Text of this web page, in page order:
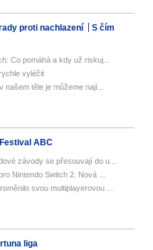
proti nachlazení
S čím
Co pomáhá a kdy už riskuj...
vyléčit
těle je můžeme nají...
Festival ABC
závody se přesouvají do u...
Nintendo Switch 2. Nová ...
svou multiplayerovou ...
liga